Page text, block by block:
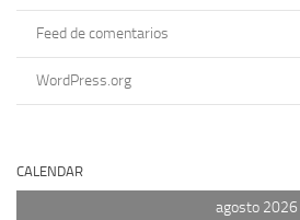
Feed de comentarios
WordPress.org
CALENDAR
agosto 2026